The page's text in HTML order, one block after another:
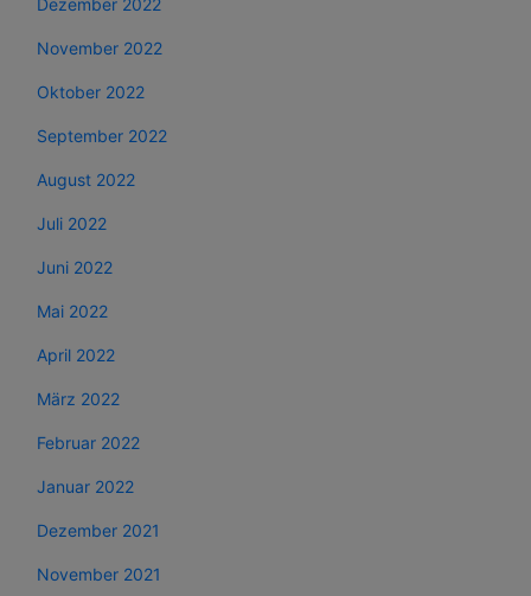
November 2022
Oktober 2022
September 2022
August 2022
Juli 2022
Juni 2022
Mai 2022
April 2022
März 2022
Februar 2022
Januar 2022
Dezember 2021
November 2021